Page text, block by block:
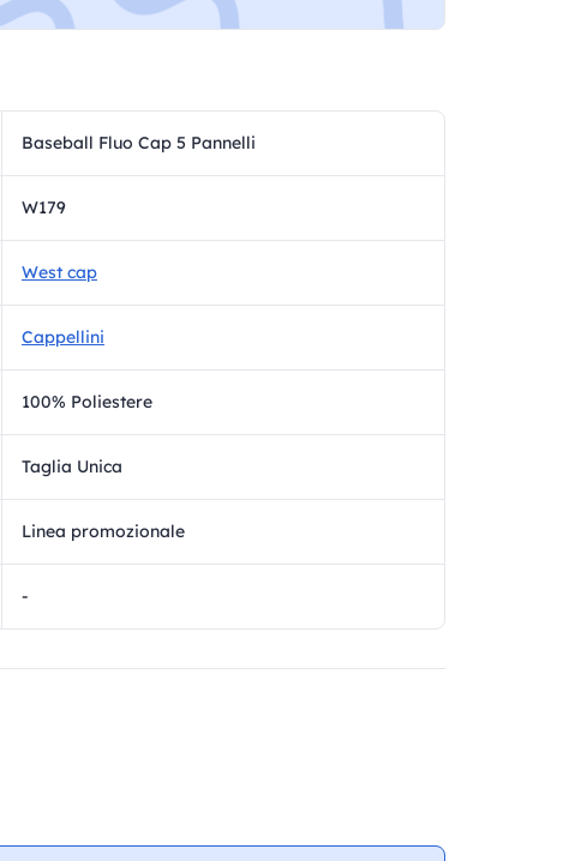
Baseball Fluo Cap 5 Pannelli
W179
West cap
Cappellini
100% Poliestere
Taglia Unica
Linea promozionale
-